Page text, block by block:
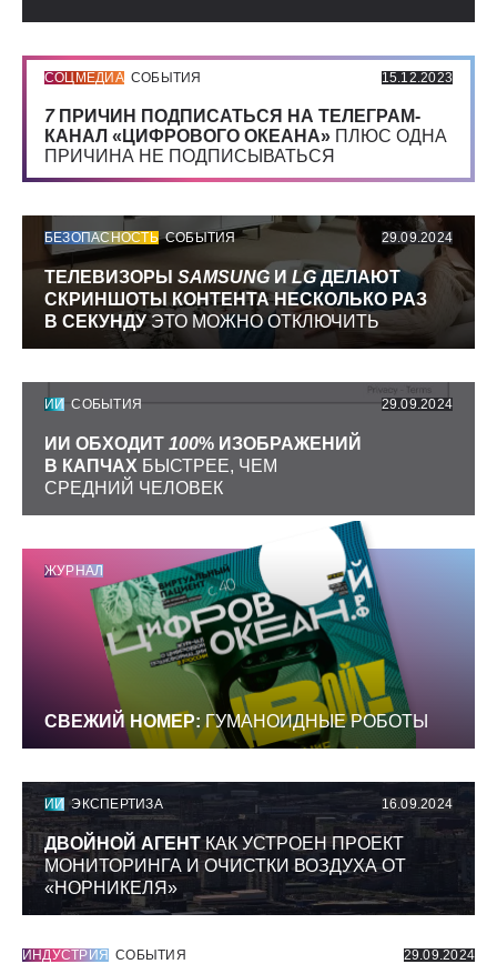
СОЦМЕДИА СОБЫТИЯ 15.12.2023
7 ПРИЧИН ПОДПИСАТЬСЯ НА ТЕЛЕГРАМ-
КАНАЛ «ЦИФРОВОГО ОКЕАНА» ПЛЮС ОДНА
ПРИЧИНА НЕ ПОДПИСЫВАТЬСЯ
БЕЗОПАСНОСТЬ СОБЫТИЯ 29.09.2024
ТЕЛЕВИЗОРЫ SAMSUNG И LGДЕЛАЮТ
СКРИНШОТЫ КОНТЕНТА НЕСКОЛЬКО РАЗ
В СЕКУНДУЭТО МОЖНО ОТКЛЮЧИТЬ
ИИ СОБЫТИЯ 29.09.2024
ИИ ОБХОДИТ 100% ИЗОБРАЖЕНИЙ
В КАПЧАХ БЫСТРЕЕ, ЧЕМ
СРЕДНИЙ ЧЕЛОВЕК
ЖУРНАЛ
СВЕЖИЙ НОМЕР: ГУМАНОИДНЫЕ РОБОТЫ
ИИ ЭКСПЕРТИЗА 16.09.2024
ДВОЙНОЙ АГЕНТКАК УСТРОЕН ПРОЕКТ
МОНИТОРИНГА И ОЧИСТКИ ВОЗДУХА ОТ
«НОРНИКЕЛЯ»
ИНДУСТРИЯ СОБЫТИЯ 29.09.2024